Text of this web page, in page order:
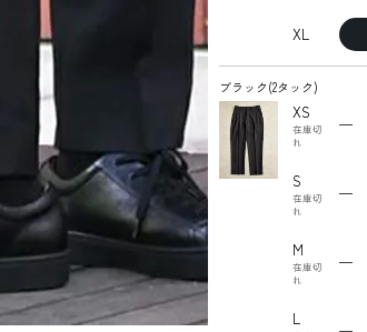
XL
ブラック(2タック)
XS
在庫切
れ
—
S
在庫切
れ
—
M
在庫切
れ
—
L